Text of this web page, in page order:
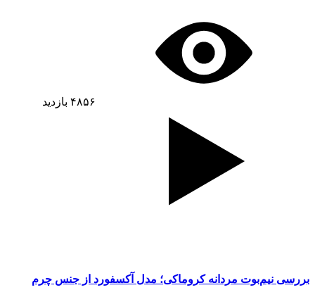
۴۸۵۶ بازدید
بررسی نیم‌بوت مردانه کروماکی؛ مدل آکسفورد از جنس چرم